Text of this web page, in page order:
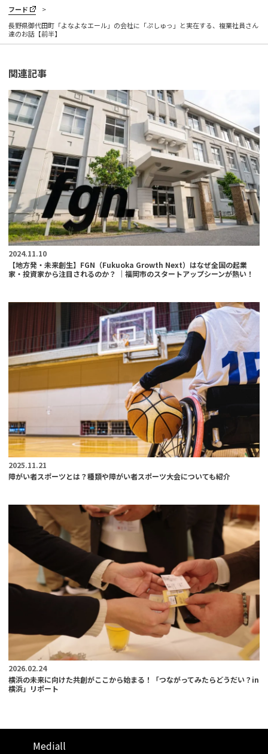
フード
長野県御代田町「よなよなエール」の会社に「ぷしゅっ」と実在する、複業社員さん
達のお話【前半】
関連記事
2024.11.10
【地方発・未来創生】FGN（Fukuoka Growth Next）はなぜ全国の起業
家・投資家から注目されるのか？ ｜福岡市のスタートアップシーンが熱い！
2025.11.21
障がい者スポーツとは？種類や障がい者スポーツ大会についても紹介
2026.02.24
横浜の未来に向けた共創がここから始まる！「つながってみたらどうだい？in
横浜」リポート
Mediall